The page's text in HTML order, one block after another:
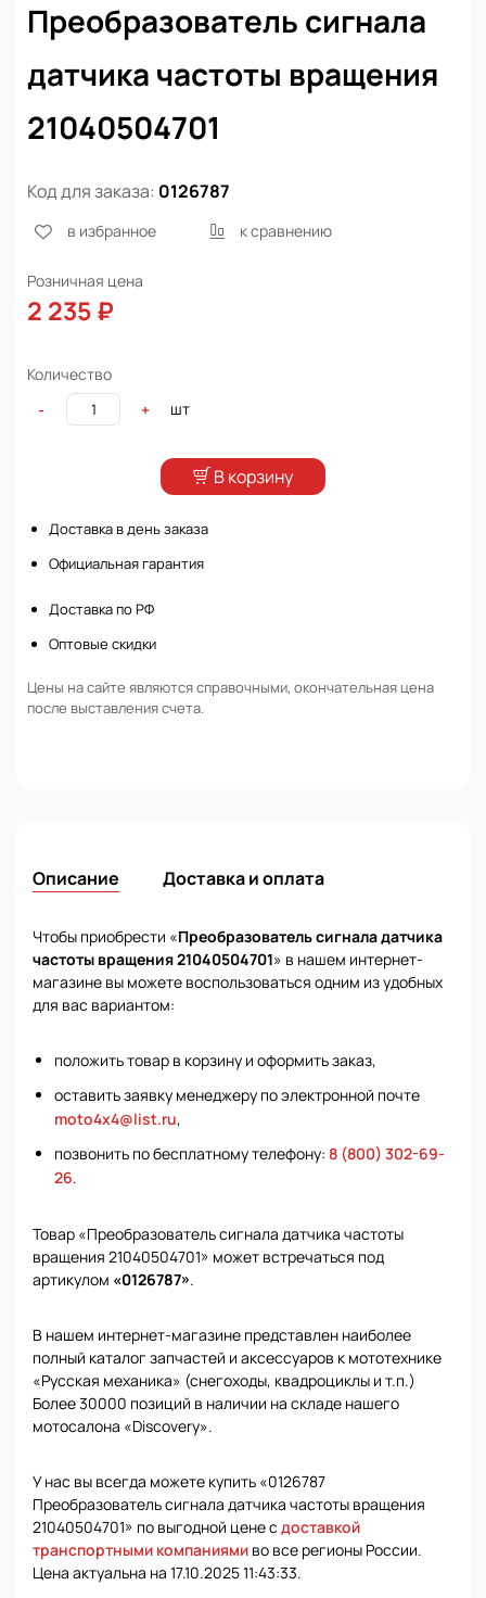
Преобразователь сигнала
датчика частоты вращения
21040504701
Код для заказа: 0126787
в избранное к сравнению
Розничная цена
2 235 ₽
Количество
-
+ шт
В корзину
Доставка в день заказа
Официальная гарантия
Доставка по РФ
Оптовые скидки
Цены на сайте являются справочными, окончательная цена
после выставления счета.
Описание Доставка и оплата
Чтобы приобрести «Преобразователь сигнала датчика
частоты вращения 21040504701» в нашем интернет-
магазине вы можете воспользоваться одним из удобных
для вас вариантом:
положить товар в корзину и оформить заказ,
оставить заявку менеджеру по электронной почте
moto4x4@list.ru,
позвонить по бесплатному телефону: 8 (800) 302-69-
26.
Товар «Преобразователь сигнала датчика частоты
вращения 21040504701» может встречаться под
артикулом «0126787».
В нашем интернет-магазине представлен наиболее
полный каталог запчастей и аксессуаров к мототехнике
«Русская механика» (снегоходы, квадроциклы и т.п.)
Более 30000 позиций в наличии на складе нашего
мотосалона «Discovery».
У нас вы всегда можете купить «0126787
Преобразователь сигнала датчика частоты вращения
21040504701» по выгодной цене с доставкой
транспортными компаниями во все регионы России.
Цена актуальна на 17.10.2025 11:43:33.